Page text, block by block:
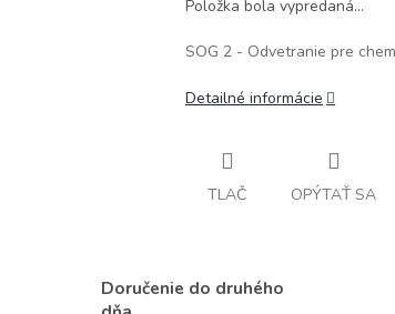
Položka bola vypredaná…
SOG 2 - Odvetranie pre
Detailné informácie
TLAČ OPÝTAŤ SA
Doručenie do druhého